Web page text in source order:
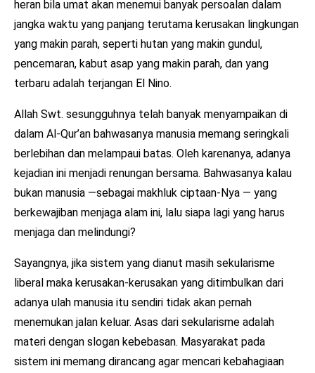
heran bila umat akan menemui banyak persoalan dalam
jangka waktu yang panjang terutama kerusakan lingkungan
yang makin parah, seperti hutan yang makin gundul,
pencemaran, kabut asap yang makin parah, dan yang
terbaru adalah terjangan El Nino.
Allah Swt. sesungguhnya telah banyak menyampaikan di
dalam Al-Qur’an bahwasanya manusia memang seringkali
berlebihan dan melampaui batas. Oleh karenanya, adanya
kejadian ini menjadi renungan bersama. Bahwasanya kalau
bukan manusia —sebagai makhluk ciptaan-Nya — yang
berkewajiban menjaga alam ini, lalu siapa lagi yang harus
menjaga dan melindungi?
Sayangnya, jika sistem yang dianut masih sekularisme
liberal maka kerusakan-kerusakan yang ditimbulkan dari
adanya ulah manusia itu sendiri tidak akan pernah
menemukan jalan keluar. Asas dari sekularisme adalah
materi dengan slogan kebebasan. Masyarakat pada
sistem ini memang dirancang agar mencari kebahagiaan